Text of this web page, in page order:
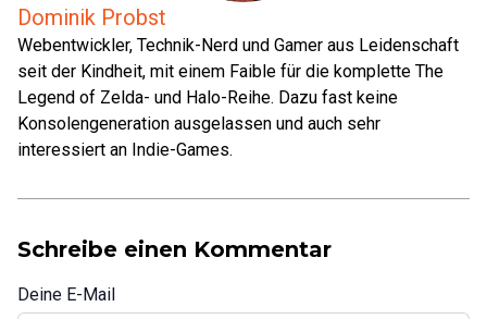
Dominik Probst
Webentwickler, Technik-Nerd und Gamer aus Leidenschaft
seit der Kindheit, mit einem Faible für die komplette The
Legend of Zelda- und Halo-Reihe. Dazu fast keine
Konsolengeneration ausgelassen und auch sehr
interessiert an Indie-Games.
Schreibe einen Kommentar
Deine E-Mail